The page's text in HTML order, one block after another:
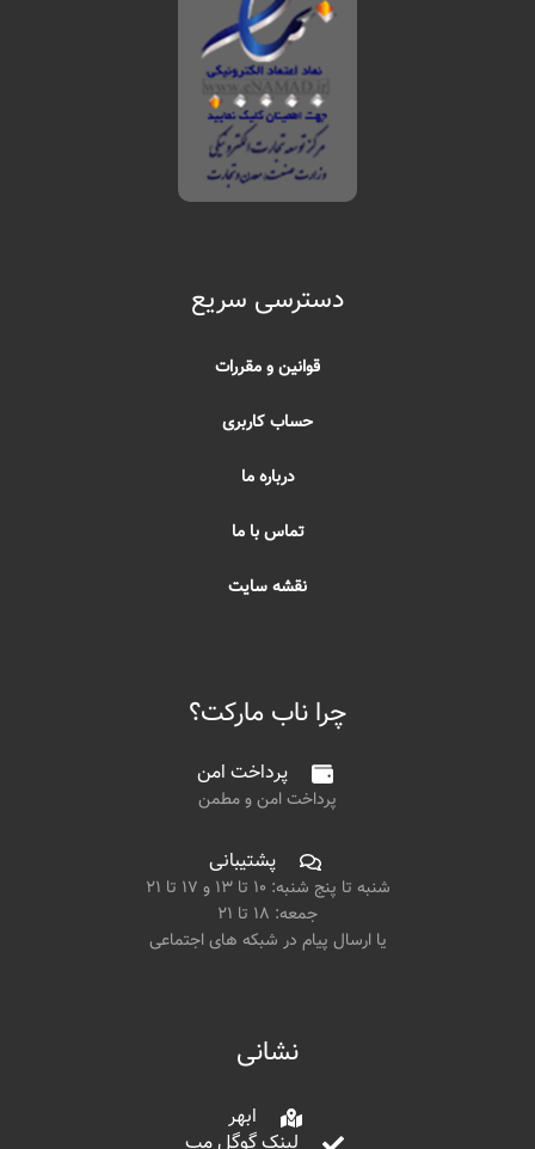
دسترسی سریع
قوانین و مقررات
حساب کاربری
درباره ما
تماس با ما
نقشه سایت
چرا ناب مارکت؟
پرداخت امن
پرداخت امن و مطمن
پشتیبانی
شنبه تا پنج شنبه: ۱۰ تا ۱۳ و ۱۷ تا ۲۱
جمعه: ۱۸ تا ۲۱
یا ارسال پیام در شبکه های اجتماعی
نشانی
ابهر